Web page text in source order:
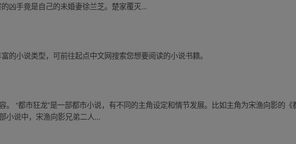
凶手竟是自己的未婚妻徐兰芝。楚家覆灭...
的小说类型，可前往起点中文网搜索您想要阅读的小说书籍。
。 “都市狂龙”是一部都市小说，有不同的主角设定和情节发展。比如主角为宋渔向影的《
小说中，宋渔向影兄弟二人...